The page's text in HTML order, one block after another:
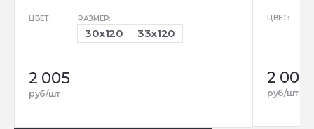
ЦВЕТ: РАЗМЕР:
30x120 33x120
2 005
руб/шт
ЦВЕТ:
2 005
руб/шт